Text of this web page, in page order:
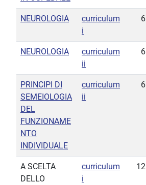
NEUROLOGIA
curriculum
i
6
NEUROLOGIA
curriculum
ii
6
PRINCIPI DI
SEMEIOLOGIA
DEL
FUNZIONAME
NTO
INDIVIDUALE
curriculum
ii
6
A SCELTA
DELLO
curriculum
i
12